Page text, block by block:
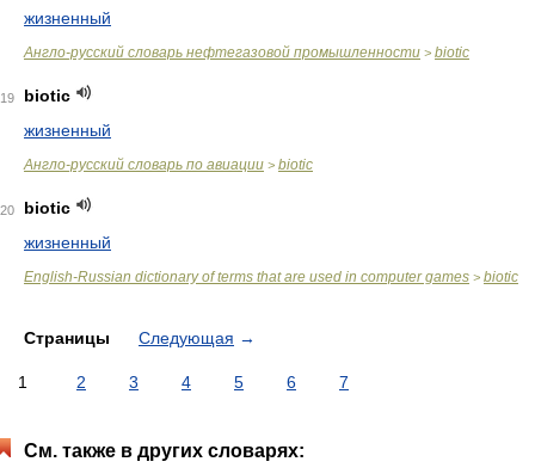
жизненный
Англо-русский словарь нефтегазовой промышленности > biotic
19
biotic
жизненный
Англо-русский словарь по авиации > biotic
20
biotic
жизненный
English-Russian dictionary of terms that are used in computer games > biotic
Страницы Следующая →
1 2 3 4 5 6 7
См. также в других словарях: